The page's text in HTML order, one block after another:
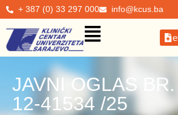
+ 387 (0) 33 297 000 info@kcus.ba
JAVNI OGLAS
12-41534 /25